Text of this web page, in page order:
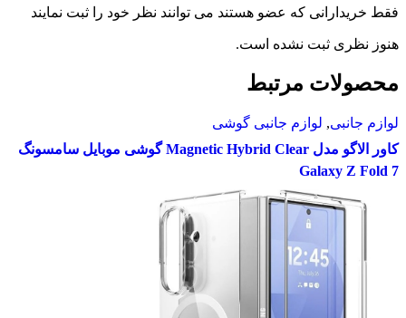
عضو هستند می توانند نظر خود را ثبت نمایند
است.
جانبی گوشی
کاور الاگو مدل Magnetic Hybrid Clear گوشی موبایل سامسونگ